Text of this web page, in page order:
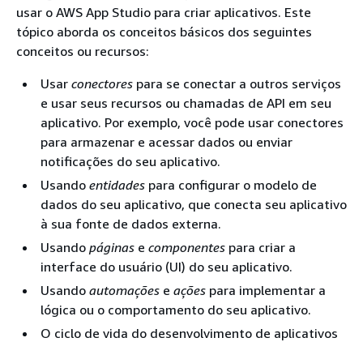
usar o AWS App Studio para criar aplicativos. Este
tópico aborda os conceitos básicos dos seguintes
conceitos ou recursos:
Usar conectores para se conectar a outros serviços
e usar seus recursos ou chamadas de API em seu
aplicativo. Por exemplo, você pode usar conectores
para armazenar e acessar dados ou enviar
notificações do seu aplicativo.
Usando entidades para configurar o modelo de
dados do seu aplicativo, que conecta seu aplicativo
à sua fonte de dados externa.
Usando páginas e componentes para criar a
interface do usuário (UI) do seu aplicativo.
Usando automações e ações para implementar a
lógica ou o comportamento do seu aplicativo.
O ciclo de vida do desenvolvimento de aplicativos